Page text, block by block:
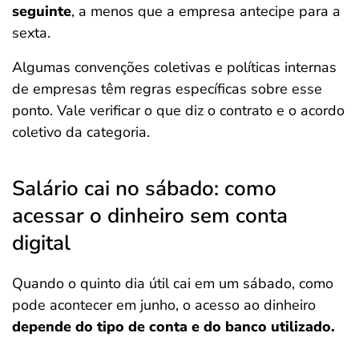
seguinte, a menos que a empresa antecipe para a
sexta.
Algumas convenções coletivas e políticas internas
de empresas têm regras específicas sobre esse
ponto. Vale verificar o que diz o contrato e o acordo
coletivo da categoria.
Salário cai no sábado: como
acessar o dinheiro sem conta
digital
Quando o quinto dia útil cai em um sábado, como
pode acontecer em junho, o acesso ao dinheiro
depende do tipo de conta e do banco utilizado.